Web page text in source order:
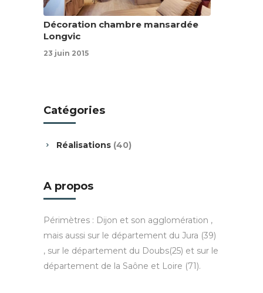
Décoration chambre mansardée
Longvic
23 juin 2015
Catégories
Réalisations (40)
A propos
Périmètres : Dijon et son agglomération ,
mais aussi sur le département du Jura (39)
, sur le département du Doubs(25) et sur le
département de la Saône et Loire (71).